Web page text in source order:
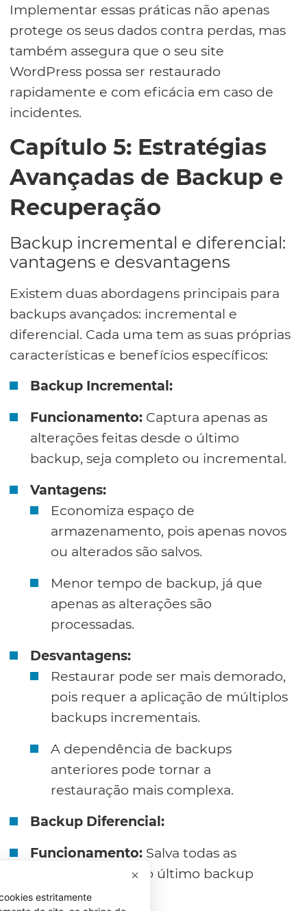
Implementar essas práticas não apenas
protege os seus dados contra perdas, mas
também assegura que o seu site
WordPress possa ser restaurado
rapidamente e com eficácia em caso de
incidentes.
Capítulo 5: Estratégias
Avançadas de Backup e
Recuperação
Backup incremental e diferencial:
vantagens e desvantagens
Existem duas abordagens principais para
backups avançados: incremental e
diferencial. Cada uma tem as suas próprias
características e benefícios específicos:
Backup Incremental:
Funcionamento: Captura apenas as
alterações feitas desde o último
backup, seja completo ou incremental.
Vantagens:
Economiza espaço de
armazenamento, pois apenas novos
ou alterados são salvos.
Menor tempo de backup, já que
apenas as alterações são
processadas.
Desvantagens:
Restaurar pode ser mais demorado,
pois requer a aplicação de múltiplos
backups incrementais.
A dependência de backups
anteriores pode tornar a
restauração mais complexa.
Backup Diferencial:
Funcionamento: Salva todas as
alterações desde o último backup
completo.
estritamente